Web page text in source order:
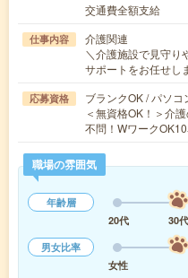
交通費全額支給
仕事内容
介護関連
＼介護施設で見守り
サポートをお任せ
応募資格
ブランクOK / パソ
＜無資格OK！＞介
不問！Wワーク
職場の雰囲気
年齢層
20代
30代
男女比率
女性